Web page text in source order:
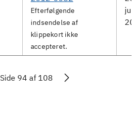
Efterfølgende
indsendelse af
klippekort ikke
accepteret.
juni
Side 94 af 108